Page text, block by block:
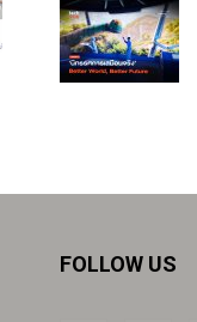
FOLLOW US